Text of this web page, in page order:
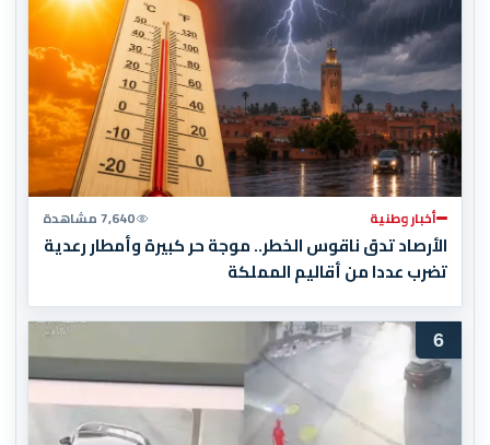
أخبار وطنية 7,640 مشاهدة
الأرصاد تدق ناقوس الخطر.. موجة حر كبيرة وأمطار رعدية
تضرب عددا من أقاليم المملكة
6